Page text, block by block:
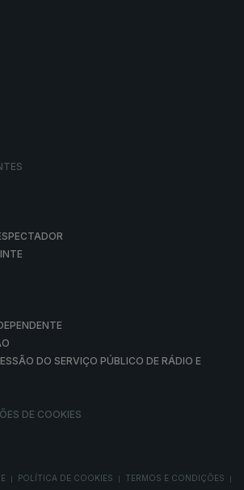
DO SERVIÇO PÚBLICO DE RÁDIO E
DE COOKIES
POLÍTICA DE COOKIES TERMOS E CONDIÇÕES